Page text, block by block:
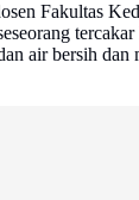
Fakultas
air bersih dan